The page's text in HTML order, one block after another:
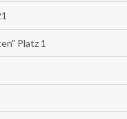
Platz 1